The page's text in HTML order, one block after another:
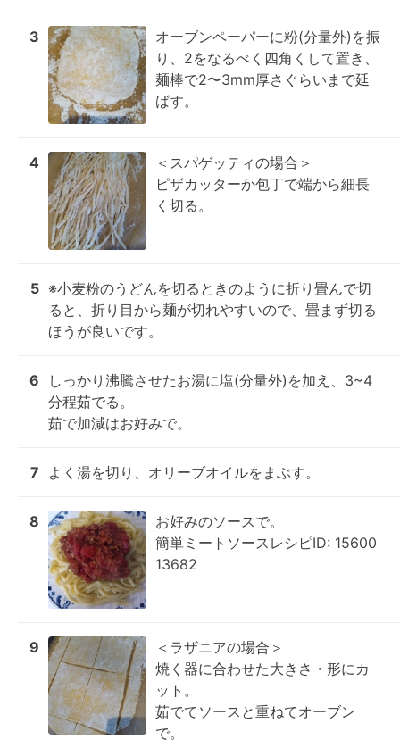
3
オーブンペーパーに粉(分量外)を振
り、2をなるべく四角くして置き、
麺棒で2〜3mm厚さぐらいまで延
ばす。
4
＜スパゲッティの場合＞
ピザカッターか包丁で端から細長
く切る。
5 ※小麦粉のうどんを切るときのように折り畳んで切
ると、折り目から麺が切れやすいので、畳まず切る
ほうが良いです。
6
しっかり沸騰させたお湯に塩(分量外)を加え、3~4
分程茹でる。
茹で加減はお好みで。
7 よく湯を切り、オリーブオイルをまぶす。
8
お好みのソースで。
簡単ミートソースレシピID: 15600
13682
9
＜ラザニアの場合＞
焼く器に合わせた大きさ・形にカ
ット。
茹でてソースと重ねてオーブン
で。